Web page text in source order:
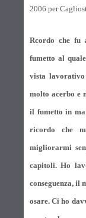
2006 per
Rcordo che fu
fumetto al
vista lavorativo
molto acerbo e
il fumetto in
ricordo che
migliorarmi
capitoli. Ho
conseguenza, il
osare. Ci ho